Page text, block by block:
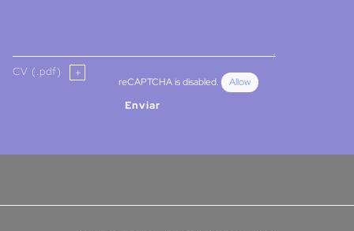
CV (.pdf)
reCAPTCHA is disabled. Allow
Enviar